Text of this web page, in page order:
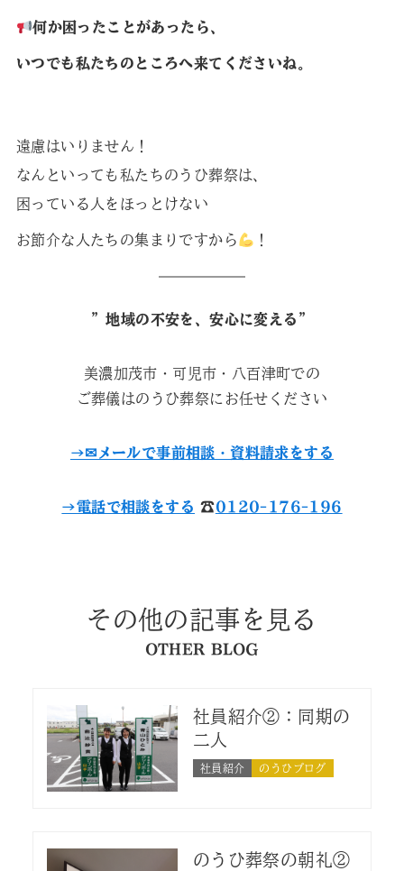
何か困ったことがあったら、
いつでも私たちのところへ来てくださいね。
遠慮はいりません！
なんといっても私たちのうひ葬祭は、
困っている人をほっとけない
お節介な人たちの集まりですから ！
”地域の不安を、安心に変える”
美濃加茂市・可児市・八百津町での
ご葬儀はのうひ葬祭にお任せください
→✉︎メールで事前相談・資料請求をする
→電話で相談をする ☎︎0120-176-196
その他の記事を見る
OTHER BLOG
社員紹介②：同期の
二人
社員紹介 のうひブログ
のうひ葬祭の朝礼②